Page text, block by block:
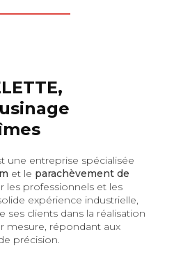
une entreprise spécialisée
et le parachèvement de
les professionnels et les
expérience industrielle,
ses clients dans la réalisation
mesure, répondant aux
précision.